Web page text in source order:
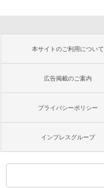
本サイトのご利用について
広告掲載のご案内
プライバシーポリシー
インプレスグループ